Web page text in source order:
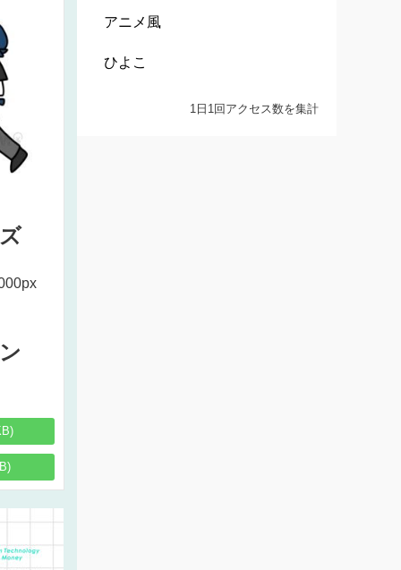
アニメ風
ひよこ
1日1回アクセス数を集計